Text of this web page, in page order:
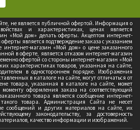
не является публичной офертой. Информация о
и характеристиках, ценах является
«Мой дом» делать оферты. Акцептом интернет-
является подтверждение заказа с указанием
магазин «Мой дом» о цене заказанного
в оферте, является отказом интернет-магазин
офертой со стороны интернет-магазин «Мой
характеристиках товаров, указанная на сайте,
в одностороннем порядке. Изображения
в каталоге на сайте, могут отличаться от
товара, указанная в каталоге на сайте, может
оформления заказа на соответствующий
товара является сообщение интернет-
товара. Администрация Сайта не несет
сообщений и других материалов на сайте, их
законодательству, за достоверность
качество информации и изображений.